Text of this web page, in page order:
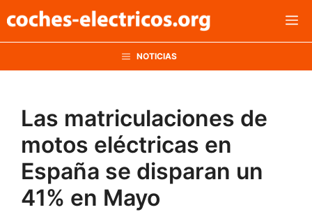
al
NOTICIAS
Las matriculaciones de
motos eléctricas en
España se disparan un
41% en Mayo